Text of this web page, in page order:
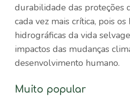
durabilidade das proteções
cada vez mais crítica, pois
hidrográficas da vida
impactos das mudanças
desenvolvimento humano.
Muito popular